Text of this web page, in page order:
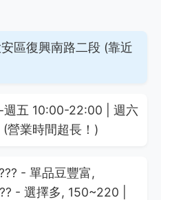
區復興南路二段 (靠近
週五 10:00-22:00 | 週六
營業時間超長！)
??? - 單品豆豐富,
?? - 選擇多, 150~220 |